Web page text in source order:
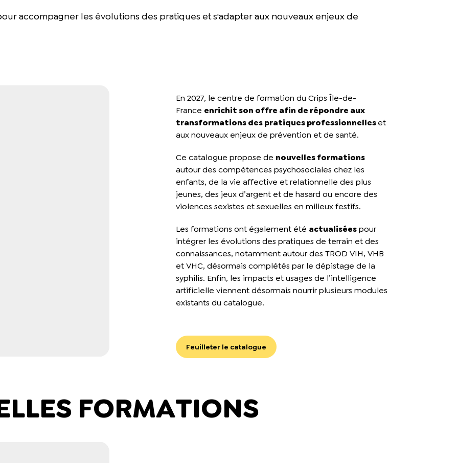
accompagner les évolutions des pratiques et s'adapter aux nouveaux enjeux de
En 2027, le centre de formation du Crips Île-de-
France enrichit son offre afin de répondre aux
transformations des pratiques professionnelleset
aux nouveaux enjeux de prévention et de santé.
Ce catalogue propose de nouvelles formations
autour des compétences psychosociales chez les
enfants, de la vie affective et relationnelle des plus
jeunes, des jeux d’argent et de hasard ou encore des
violences sexistes et sexuelles en milieux festifs.
Les formations ont également été actualiséespour
intégrer les évolutions des pratiques de terrain et des
connaissances, notamment autour des TROD VIH, VHB
et VHC, désormais complétés par le dépistage de la
syphilis. Enfin, les impacts et usages de l’intelligence
artificielle viennent désormais nourrir plusieurs modules
existants du catalogue.
Feuilleter le catalogue
FORMATIONS